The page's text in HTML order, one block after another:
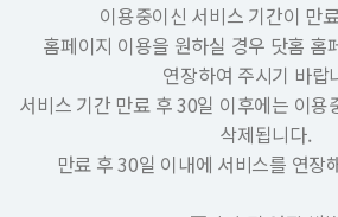
이용중이신 서비스 기간이 만
홈페이지 이용을 원하실 경우 닷홈 홈
연장하여 주시기 바랍
서비스 기간 만료 후 30일 이후에는 이용
삭제됩니다.
만료 후 30일 이내에 서비스를 연장